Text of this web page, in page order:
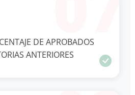
DE APROBADOS
ANTERIORES